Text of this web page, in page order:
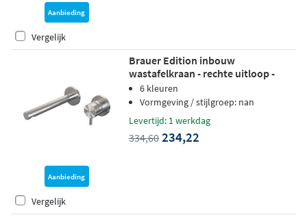
Aanbieding
Vergelijk
Aanbieding
Brauer Edition inbouw
wastafelkraan - rechte uitloop -
rozetten - hendel 5 rechts -
geborsteld RVS PVD
6 kleuren
Vormgeving / stijlgroep: nan
Levertijd: 1 werkdag
334,60 234,22
Vergelijk